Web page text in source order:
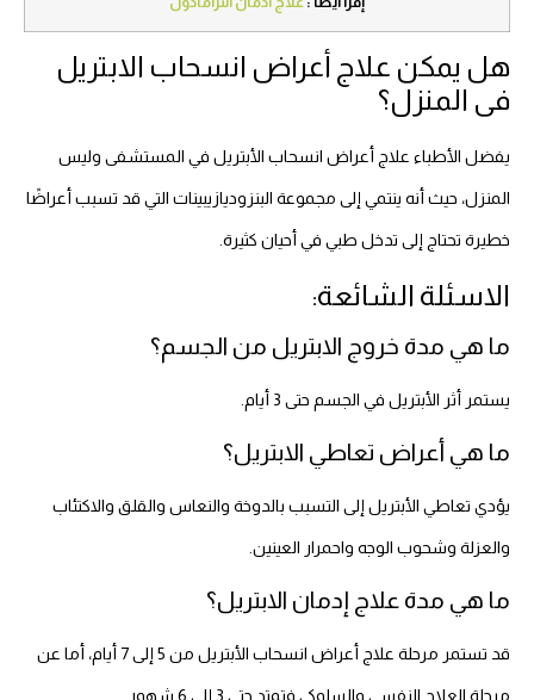
هل يمكن علاج أعراض انسحاب الابتريل
فى المنزل؟
يفضل الأطباء علاج أعراض انسحاب الأبتريل في المستشفى وليس
المنزل، حيث أنه ينتمي إلى مجموعة البنزوديازيبينات التي قد تسبب أعراضًا
خطيرة تحتاج إلى تدخل طبي في أحيان كثيرة.
الاسئلة الشائعة:
ما هي مدة خروج الابتريل من الجسم؟
يستمر أثر الأبتريل في الجسم حتى 3 أيام.
ما هي أعراض تعاطي الابتريل؟
يؤدي تعاطي الأبتريل إلى التسبب بالدوخة والنعاس والقلق والاكتئاب
والعزلة وشحوب الوجه واحمرار العينين.
ما هي مدة علاج إدمان الابتريل؟
قد تستمر مرحلة علاج أعراض انسحاب الأبتريل من 5 إلى 7 أيام، أما عن
مرحلة العلاج النفسي والسلوكي فتمتد حتى 3 إلى 6 شهور.